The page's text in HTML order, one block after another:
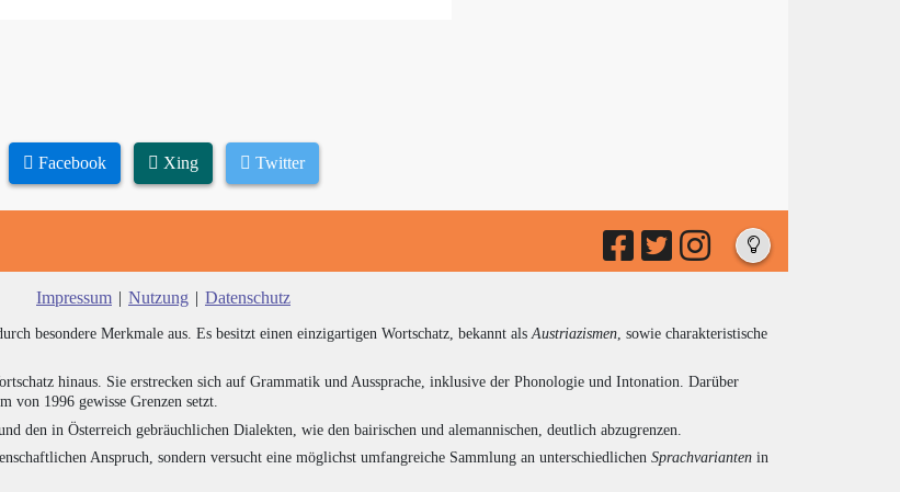
Facebook Xing Twitter
Impressum | Nutzung | Datenschutz
besondere Merkmale aus. Es besitzt einen einzigartigen Wortschatz, bekannt als Austriazismen , sowie charakteristische
hinaus. Sie erstrecken sich auf Grammatik und Aussprache, inklusive der Phonologie und Intonation. Darüber
von 1996 gewisse Grenzen setzt.
den in Österreich gebräuchlichen Dialekten, wie den bairischen und alemannischen, deutlich abzugrenzen.
Anspruch, sondern versucht eine möglichst umfangreiche Sammlung an unterschiedlichen Sprachvarianten in